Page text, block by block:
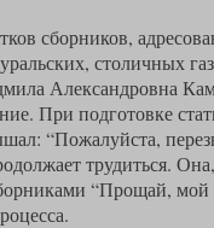
сборников,
столичных
Александровна
При подготовке
“Пожалуйста,
трудиться.
“Прощай, мой